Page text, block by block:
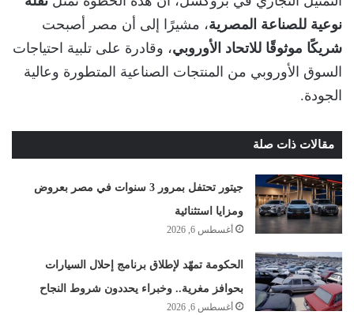
نوعية للصناعة المصرية، مشيرًا إلى أن مصر أصبحت
شريكًا موثوقًا للاتحاد الأوروبي، وقادرة على تلبية احتياجات
السوق الأوروبي من المنتجات الصناعية المتطورة وعالية
الجودة.
مقالات ذات صلة
جيتور تحتفل بمرور 3 سنوات في مصر بعروض
ومزايا استثنائية
أغسطس 6, 2026
الحكومة تمهّد لإطلاق برنامج إحلال السيارات
بحوافز مغرية.. وخبراء يحددون شروط النجاح
أغسطس 6, 2026